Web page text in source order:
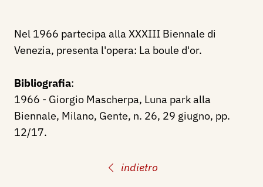
indietro
Nel 1966 partecipa alla XXXIII Biennale di
Venezia, presenta l'opera: La boule d'or.
Bibliografia:
1966 - Giorgio Mascherpa, Luna park alla
Biennale, Milano, Gente, n. 26, 29 giugno, pp.
12/17.